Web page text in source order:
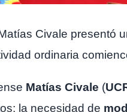
Civale presentó
ordinaria
Matías Civale (
la necesidad de